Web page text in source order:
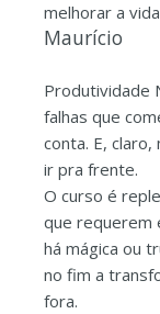
melhorar a
Maurício
Produtividade
falhas que
conta. E,
ir pra frente.
O curso é
que requerem
há mágica ou
no fim a
fora.